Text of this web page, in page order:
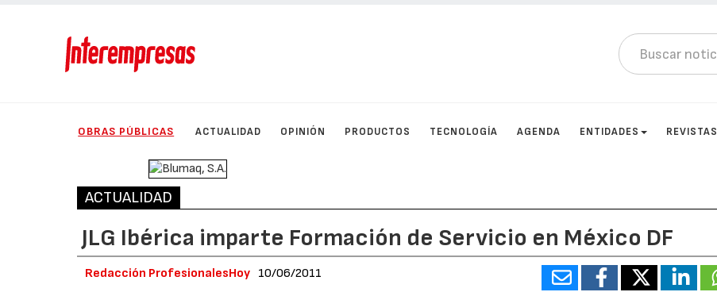
OBRAS PÚBLICAS ACTUALIDAD OPINIÓN PRODUCTOS TECNOLOGÍA AGENDA ENTIDADES REVISTAS
ACTUALIDAD
JLG Ibérica imparte Formación de Servicio en México DF
Redacción ProfesionalesHoy 10/06/2011